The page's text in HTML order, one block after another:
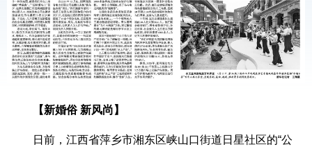
【新婚俗 新风尚】
日前，江西省萍乡市湘东区峡山口街道日星社区的“公